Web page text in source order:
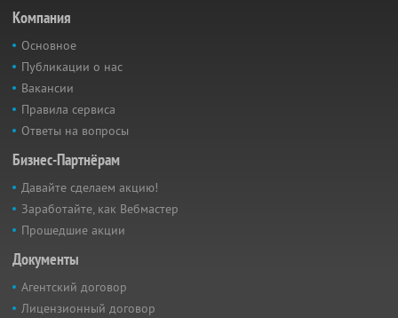
Компания
Основное
Публикации о нас
Вакансии
Правила сервиса
Ответы на вопросы
Бизнес-Партнёрам
Давайте сделаем акцию!
Заработайте, как Вебмастер
Прошедшие акции
Документы
Агентский договор
Лицензионный договор